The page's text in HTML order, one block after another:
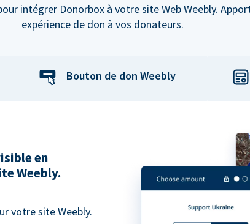
intégrer Donorbox à votre site Web Weebly.
expérience de don à vos donateurs.
Bouton de don Weebly
en
Weebly.
votre site Weebly.